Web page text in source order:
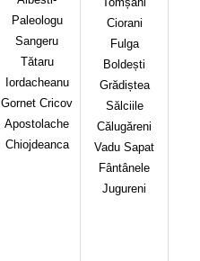
Paleologu
Sangeru
Tătaru
Iordacheanu
Gornet Cricov
Apostolache
Chiojdeanca
Ciorani
Fulga
Boldești
Grădiștea
Sălciile
Călugăreni
Vadu Sapat
Fântânele
Jugureni